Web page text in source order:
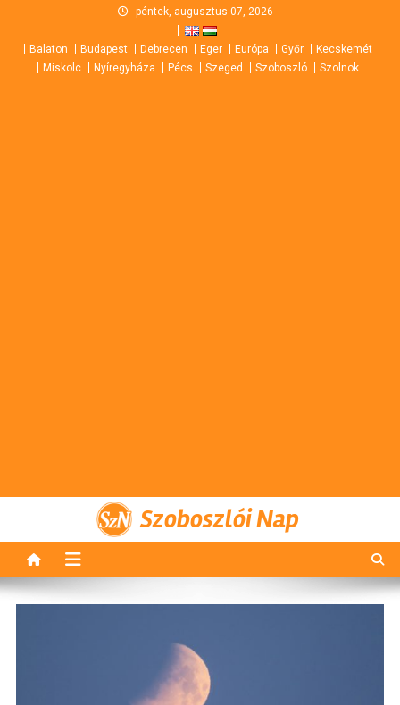
content
péntek, augusztus 07, 2026
Balaton Budapest Debrecen Eger Európa Győr
Kecskemét
Miskolc
Nyíregyháza Pécs Szeged Szoboszló Szolnok
Szoboszlói Nap